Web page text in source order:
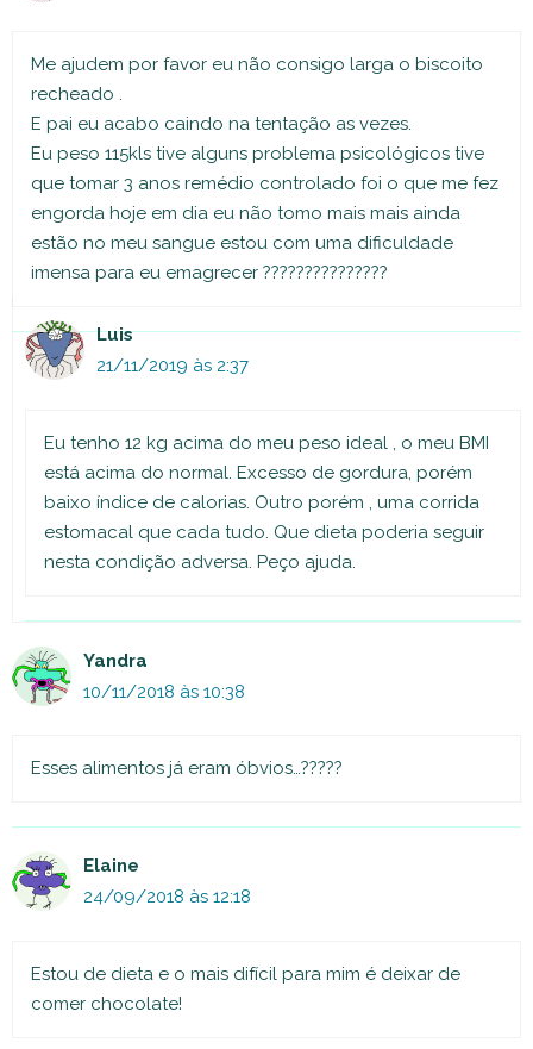
Me ajudem por favor eu não consigo larga o biscoito
recheado .
E pai eu acabo caindo na tentação as vezes.
Eu peso 115kls tive alguns problema psicológicos tive
que tomar 3 anos remédio controlado foi o que me fez
engorda hoje em dia eu não tomo mais mais ainda
estão no meu sangue estou com uma dificuldade
imensa para eu emagrecer ???????????????
Luis
21/11/2019 às 2:37
Eu tenho 12 kg acima do meu peso ideal , o meu BMI
está acima do normal. Excesso de gordura, porém
baixo índice de calorias. Outro porém , uma corrida
estomacal que cada tudo. Que dieta poderia seguir
nesta condição adversa. Peço ajuda.
Yandra
10/11/2018 às 10:38
Esses alimentos já eram óbvios…?????
Elaine
24/09/2018 às 12:18
Estou de dieta e o mais difícil para mim é deixar de
comer chocolate!